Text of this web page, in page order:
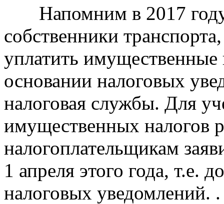
Напомним в 2017 году
собственники
уплатить
основании налоговых
налоговая службы. Для
имущественных налогов
налогоплательщикам
1 апреля этого года, т.е.
налоговых уведомлений. .